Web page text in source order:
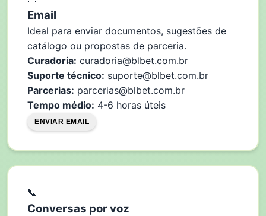
Email
Ideal para enviar documentos, sugestões de
catálogo ou propostas de parceria.
Curadoria: curadoria@blbet.com.br
Suporte técnico: suporte@blbet.com.br
Parcerias: parcerias@blbet.com.br
Tempo médio: 4-6 horas úteis
ENVIAR EMAIL
📞
Conversas por voz